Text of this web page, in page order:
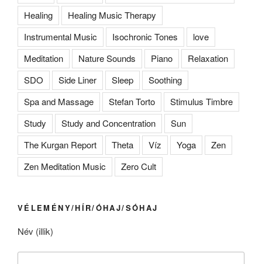
Healing
Healing Music Therapy
Instrumental Music
Isochronic Tones
love
Meditation
Nature Sounds Piano
Relaxation
SDO
Side Liner Sleep
Soothing
Spa and Massage
Stefan Torto
Stimulus Timbre
Study
Study and Concentration
Sun
The Kurgan Report
Theta Víz Yoga
Zen
Zen Meditation Music
Zero Cult
VÉLEMÉNY/HÍR/ÓHAJ/SÓHAJ
Név (illik)